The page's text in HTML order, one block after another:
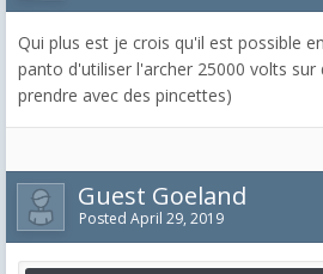
Qui plus est je crois qu'il est possible
panto d'utiliser l'archer 25000 volts sur
prendre avec des pincettes)
Guest Goeland
Posted April 29, 2019